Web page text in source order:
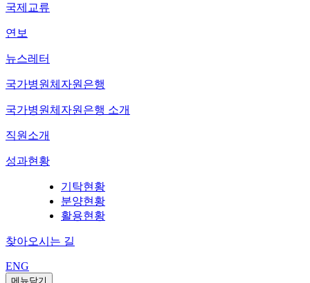
국제교류
연보
뉴스레터
국가병원체자원은행
국가병원체자원은행 소개
직원소개
성과현황
기탁현황
분양현황
활용현황
찾아오시는 길
ENG
메뉴닫기